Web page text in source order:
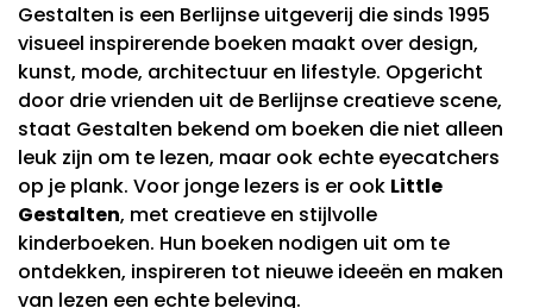
Gestalten is een Berlijnse uitgeverij die sinds 1995
visueel inspirerende boeken maakt over design,
kunst, mode, architectuur en lifestyle. Opgericht
door drie vrienden uit de Berlijnse creatieve scene,
staat Gestalten bekend om boeken die niet alleen
leuk zijn om te lezen, maar ook echte eyecatchers
op je plank. Voor jonge lezers is er ook Little
Gestalten, met creatieve en stijlvolle
kinderboeken. Hun boeken nodigen uit om te
ontdekken, inspireren tot nieuwe ideeën en maken
van lezen een echte beleving.